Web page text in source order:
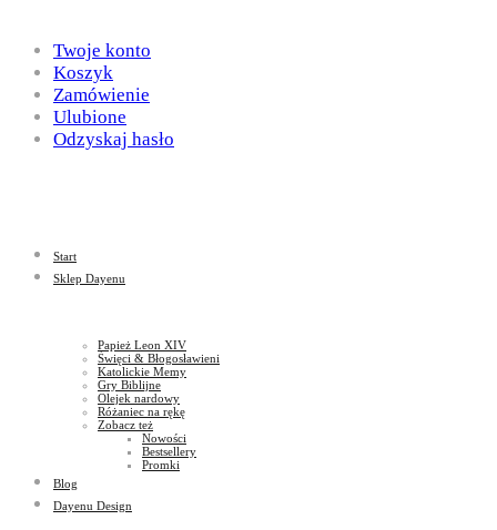
for
God
Design
God
Twoje konto
Koszyk
Zamówienie
Ulubione
Odzyskaj hasło
Start
Sklep Dayenu
Papież Leon XIV
Święci & Błogosławieni
Katolickie Memy
Gry Biblijne
Olejek nardowy
Różaniec na rękę
Zobacz też
Nowości
Bestsellery
Promki
Blog
Dayenu Design